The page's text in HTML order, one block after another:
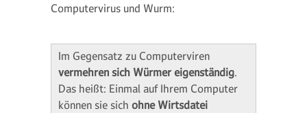
Computervirus und Wurm:
Im Gegensatz zu Computerviren
vermehren sich Würmer eigenständig.
Das heißt: Einmal auf Ihrem Computer
können sie sich ohne Wirtsdatei